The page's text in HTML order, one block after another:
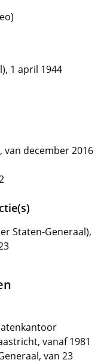
1 april 1944
van december 2016
Staten-Generaal),
vanaf 1981
van 23